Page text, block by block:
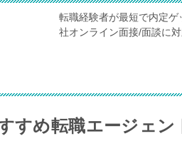
転職経験者が最短で内定
社オンライン面接/面談に対
すめ転職エージェン